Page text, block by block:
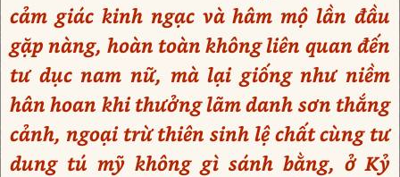
cảm giác kinh ngạc và hâm mộ lần đầu
gặp nàng, hoàn toàn không liên quan đến
tư dục nam nữ, mà lại giống như niềm
hân hoan khi thưởng lãm danh sơn thắng
cảnh, ngoại trừ thiên sinh lệ chất cùng tư
dung tú mỹ không gì sánh bằng, ở Kỷ